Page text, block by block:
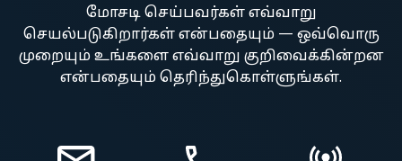
மோசடி செய்பவர்கள் எவ்வாறு
செயல்படுகிறார்கள் என்பதையும் — ஒவ்வொரு
முறையும் உங்களை எவ்வாறு குறிவைக்கின்றன
என்பதையும் தெரிந்துகொள்ளுங்கள்.